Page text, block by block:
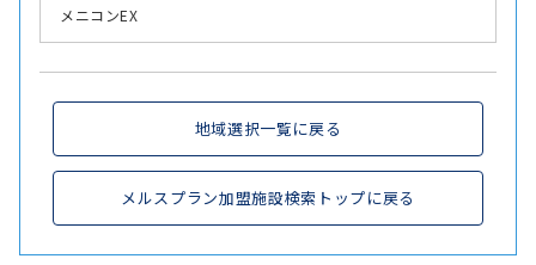
メニコンEX
地域選択一覧に戻る
メルスプラン加盟施設検索トップに戻る